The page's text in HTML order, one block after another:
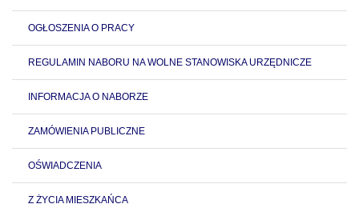
OGŁOSZENIA O PRACY
REGULAMIN NABORU NA WOLNE STANOWISKA URZĘDNICZE
INFORMACJA O NABORZE
ZAMÓWIENIA PUBLICZNE
OŚWIADCZENIA
Z ŻYCIA MIESZKAŃCA